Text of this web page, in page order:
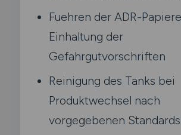
Fuehren der ADR-
Einhaltung der
Gefahrgutvorschriften
Reinigung des Tanks bei
Produktwechsel nach
vorgegebenen Standards